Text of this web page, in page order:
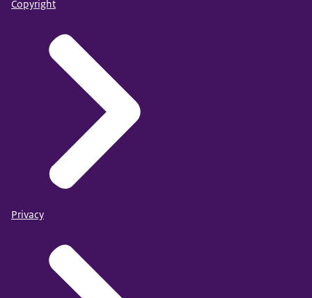
Copyright
Privacy